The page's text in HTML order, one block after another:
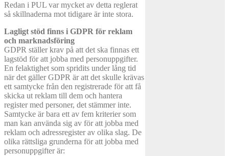
Redan i PUL var mycket av detta reglerat
så skillnaderna mot tidigare är inte stora.
Lagligt stöd finns i GDPR för reklam
och marknadsföring
GDPR ställer krav på att det ska finnas ett
lagstöd för att jobba med personuppgifter.
En felaktighet som spridits under lång tid
när det gäller GDPR är att det skulle krävas
ett samtycke från den registrerade för att få
skicka ut reklam till dem och hantera
register med personer, det stämmer inte.
Samtycke är bara ett av fem kriterier som
man kan använda sig av för att jobba med
reklam och adressregister av olika slag. De
olika rättsliga grunderna för att jobba med
personuppgifter är: